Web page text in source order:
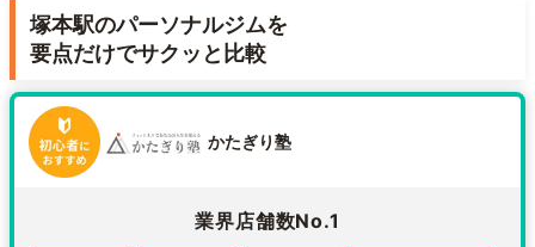
塚本駅のパーソナルジムを
要点だけでサクッと比較
かたぎり塾
業界店舗数No.1